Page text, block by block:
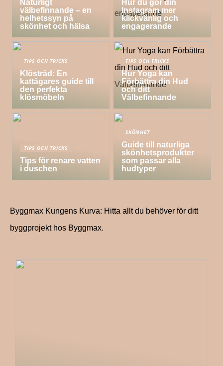
Naturligt
välbefinnande – en
helhetssyn på
skönhet och hälsa
Hur du gör din
Instagram mer
klickvänlig och
engagerande
TIPS OCH TRICKS
Klösträd: En
kattägares guide till
den perfekta
klösmöbeln
TIPS OCH TRICKS
Hur Yoga kan
Förbättra din Hud
och ditt
Välbefinnande
TIPS OCH TRICKS
Tips för renare vatten
i duschen
SKÖNHET
Guide till naturliga
skönhetsprodukter
som passar alla
hudtyper
Byggmax Kungens Kurva: Hitta allt du behöver för ditt
byggprojekt hos Byggmax.